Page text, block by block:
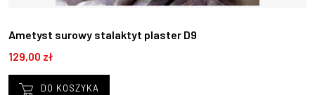
Ametyst surowy stalaktyt plaster D9
129,00 zł
DO KOSZYKA